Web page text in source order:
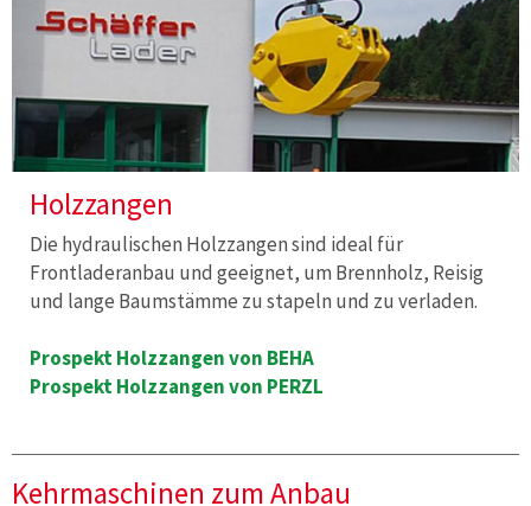
Holzzangen
Die hydraulischen Holzzangen sind ideal für
Frontladeranbau und geeignet, um Brennholz, Reisig
und lange Baumstämme zu stapeln und zu verladen.
Prospekt Holzzangen von BEHA
Prospekt Holzzangen von PERZL
Kehrmaschinen zum Anbau